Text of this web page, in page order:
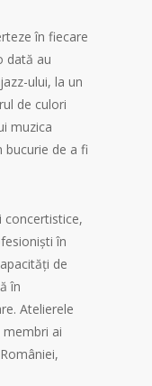
în fiecare
dată au
ului, la un
de culori
muzica
bucurie de a fi
concertistice,
în
de
în
Atelierele
ai